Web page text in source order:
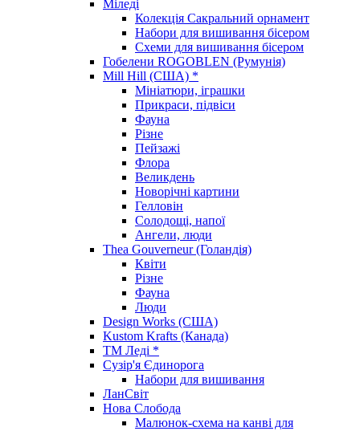
Міледі
Колекція Сакральний орнамент
Набори для вишивання бісером
Схеми для вишивання бісером
Гобелени ROGOBLEN (Румунія)
Mill Hill (США) *
Мініатюри, іграшки
Прикраси, підвіси
Фауна
Різне
Пейзажі
Флора
Великдень
Новорічні картини
Гелловін
Солодощі, напої
Ангели, люди
Thea Gouverneur (Голандія)
Квіти
Різне
Фауна
Люди
Design Works (США)
Kustom Krafts (Канада)
ТМ Леді *
Сузір'я Єдинорога
Набори для вишивання
ЛанСвіт
Нова Слобода
Малюнок-схема на канві для